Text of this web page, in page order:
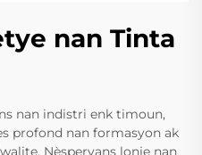
nan Tinta
nan indistri enk timoun,
profond nan formasyon ak
Nèsperyans lonje nan